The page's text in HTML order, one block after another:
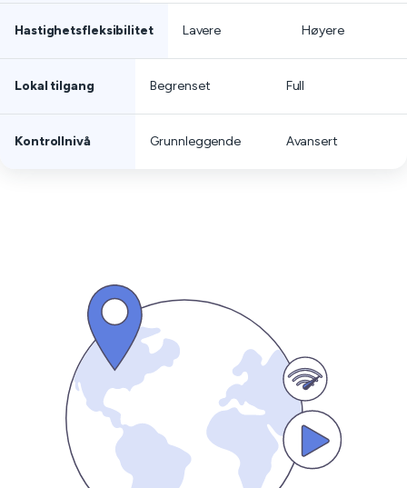
Hastighetsfleksibilitet Lavere Høyere
Lokal tilgang Begrenset Full
Kontrollnivå Grunnleggende Avansert